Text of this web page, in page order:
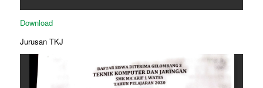
Download
Jurusan TKJ